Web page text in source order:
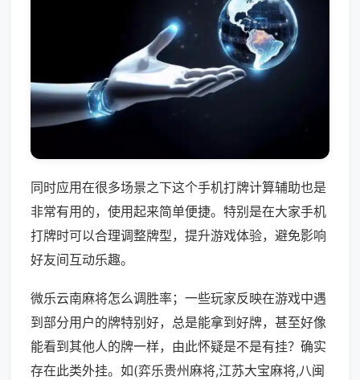
同时应用在很多场景之下这个手机打牌计算辅助也是
非常有用的，使用起来简单便捷。特别是在大家手机
打牌时可以合理调整牌型，提升游戏体验，避免影响
好友间互动乐趣。
微乐云南麻将怎么调胜率；一些玩家反映在游戏中遇
到部分用户的牌特别好，总是能拿到好牌，甚至好像
能看到其他人的牌一样，由此怀疑是不是有挂？确实
存在此类外挂。如(弈乐贵州麻将,江苏大宝麻将,八闽